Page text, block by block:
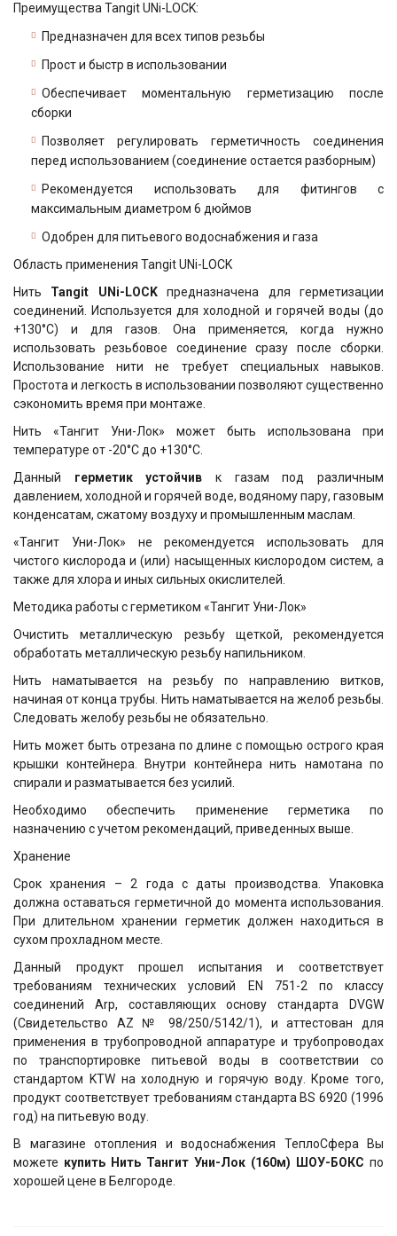
Преимущества Tangit UNi-LOCK:
Предназначен для всех типов резьбы
Прост и быстр в использовании
Обеспечивает моментальную герметизацию после
сборки
Позволяет регулировать герметичность соединения
перед использованием (соединение остается разборным)
Рекомендуется использовать для фитингов с
максимальным диаметром 6 дюймов
Одобрен для питьевого водоснабжения и газа
Область применения Tangit UNi-LOCK
Нить Tangit UNi-LOCKпредназначена для герметизации
соединений. Используется для холодной и горячей воды (до
+130°С) и для газов. Она применяется, когда нужно
использовать резьбовое соединение сразу после сборки.
Использование нити не требует специальных навыков.
Простота и легкость в использовании позволяют существенно
сэкономить время при монтаже.
Нить «Тангит Уни-Лок» может быть использована при
температуре от -20°С до +130°С.
Данный герметик устойчив к газам под различным
давлением, холодной и горячей воде, водяному пару, газовым
конденсатам, сжатому воздуху и промышленным маслам.
«Тангит Уни-Лок» не рекомендуется использовать для
чистого кислорода и (или) насыщенных кислородом систем, а
также для хлора и иных сильных окислителей.
Методика работы с герметиком «Тангит Уни-Лок»
Очистить металлическую резьбу щеткой, рекомендуется
обработать металлическую резьбу напильником.
Нить наматывается на резьбу по направлению витков,
начиная от конца трубы. Нить наматывается на желоб резьбы.
Следовать желобу резьбы не обязательно.
Нить может быть отрезана по длине с помощью острого края
крышки контейнера. Внутри контейнера нить намотана по
спирали и разматывается без усилий.
Необходимо обеспечить применение герметика по
назначению с учетом рекомендаций, приведенных выше.
Хранение
Срок хранения – 2 года с даты производства. Упаковка
должна оставаться герметичной до момента использования.
При длительном хранении герметик должен находиться в
сухом прохладном месте.
Данный продукт прошел испытания и соответствует
требованиям технических условий EN 751-2 по классу
соединений Arp, составляющих основу стандарта DVGW
(Свидетельство AZ № 98/250/5142/1), и аттестован для
применения в трубопроводной аппаратуре и трубопроводах
по транспортировке питьевой воды в соответствии со
стандартом KTW на холодную и горячую воду. Кроме того,
продукт соответствует требованиям стандарта BS 6920 (1996
год) на питьевую воду.
В магазине отопления и водоснабжения ТеплоСфера Вы
можете купить Нить Тангит Уни-Лок (160м) ШОУ-БОКС по
хорошей цене в Белгороде.